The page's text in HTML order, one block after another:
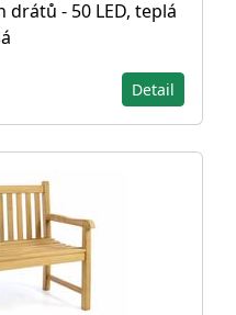
drátů - 50 LED, teplá
Detail